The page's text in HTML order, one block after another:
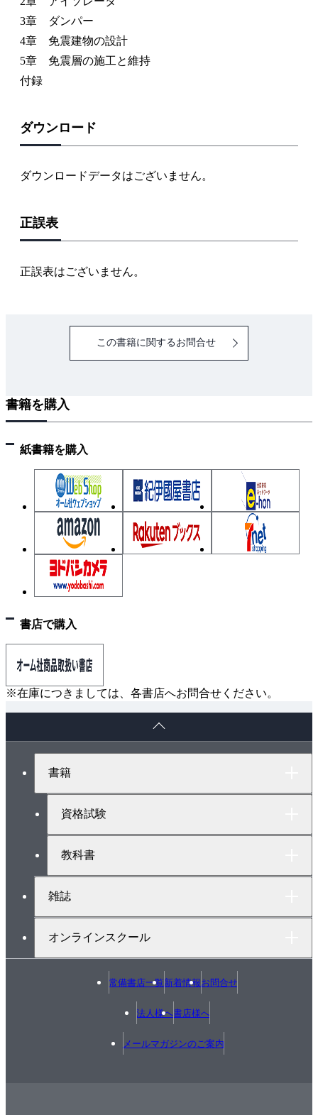
3章 ダンパー
4章 免震建物の設計
5章 免震層の施工と維持
付録
ダウンロード
ダウンロードデータはございません。
正誤表
正誤表はございません。
この書籍に関するお問合せ
書籍を購入
紙書籍を購入
書店で購入
※在庫につきましては、各書店へお問合せください。
書籍
資格試験
教科書
雑誌
オンラインスクール
常備書店一覧新着情報お問合せ
法人様へ書店様へ
メールマガジンのご案内